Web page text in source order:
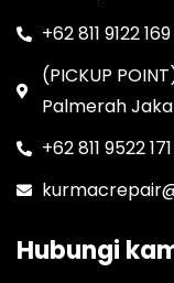
+62 811 9122 169
(PICKUP
Palmerah
+62 811 9522 171
Hubungi